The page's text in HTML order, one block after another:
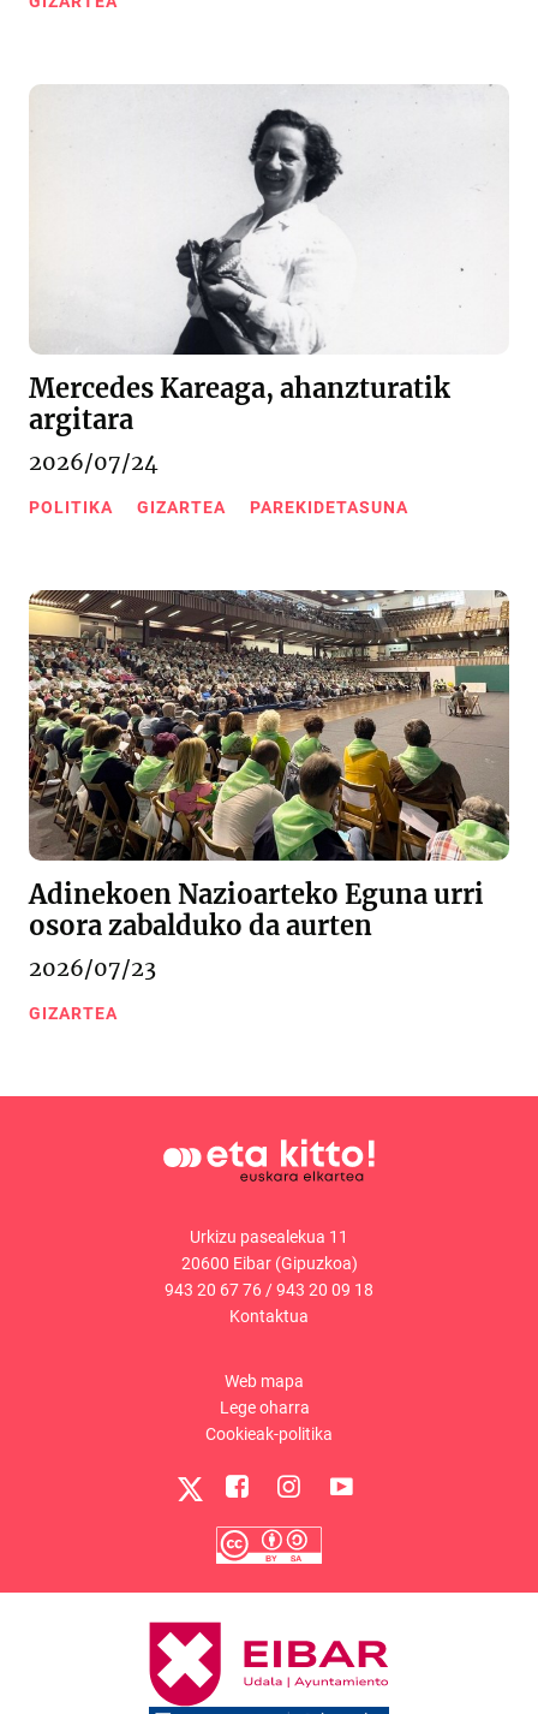
Mercedes Kareaga, ahanzturatik
argitara
2026/07/24
POLITIKA GIZARTEA PAREKIDETASUNA
Adinekoen Nazioarteko Eguna urri
osora zabalduko da aurten
2026/07/23
GIZARTEA
Urkizu pasealekua 11
20600 Eibar (Gipuzkoa)
943 20 67 76/943 20 09 18
Kontaktua
Web mapa
Lege oharra
Cookieak-politika